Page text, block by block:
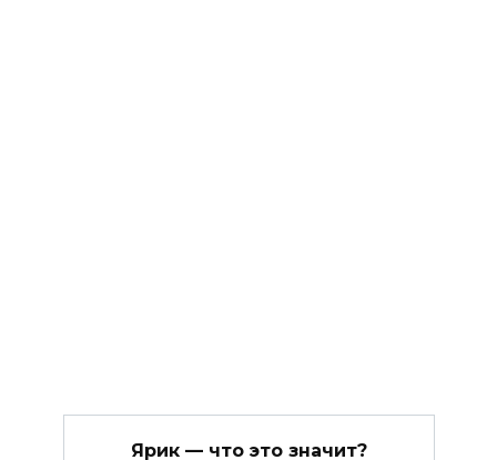
Ярик — что это значит?